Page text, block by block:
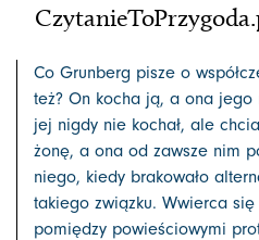
Co Grunberg pisze o
też? On kocha ją, a ona
jej nigdy nie kochał, ale
żonę, a ona od zawsze nim
niego, kiedy brakowało
takiego związku. Wwierca
pomiędzy powieściowymi